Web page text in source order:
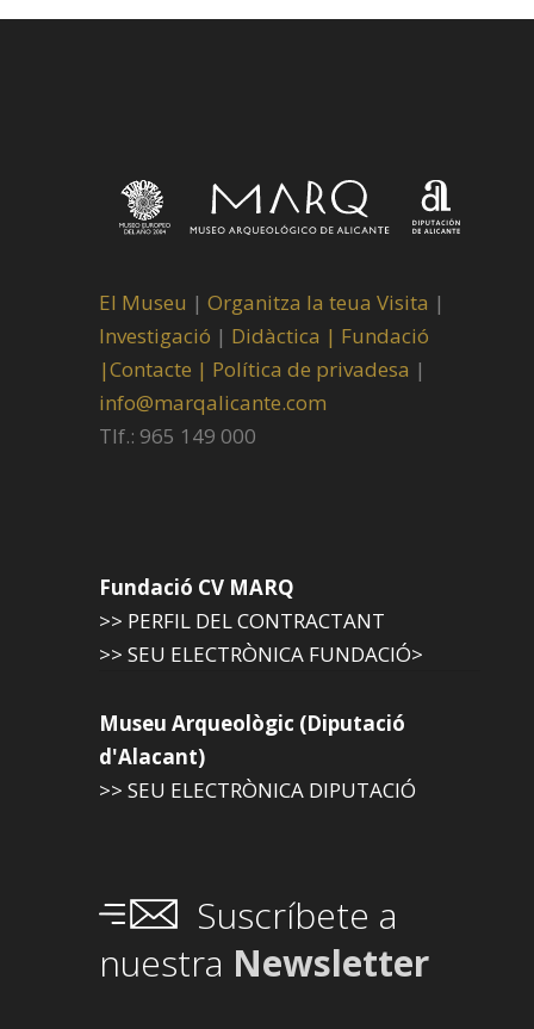
El Museu | Organitza la teua Visita |
Investigació | Didàctica | Fundació
|Contacte | Política de privadesa |
info@marqalicante.com
Tlf.: 965 149 000
Fundació CV MARQ
>> PERFIL DEL CONTRACTANT
>> SEU ELECTRÒNICA FUNDACIÓ>
Museu Arqueològic (Diputació
d'Alacant)
>> SEU ELECTRÒNICA DIPUTACIÓ
Suscríbete a
nuestra Newsletter